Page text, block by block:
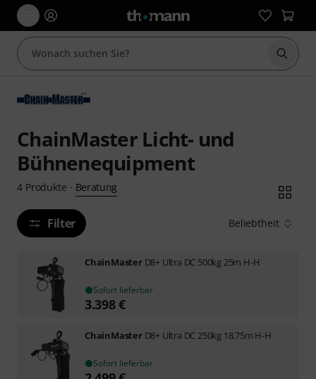
Suche
ChainMaster Licht- und
Bühnenequipment
4 Produkte · Beratung
Filter Beliebtheit
ChainMaster D8+ Ultra DC 500kg 25m H-H
Sofort lieferbar
3.398€
ChainMaster D8+ Ultra DC 250kg 18.75m H-H
Sofort lieferbar